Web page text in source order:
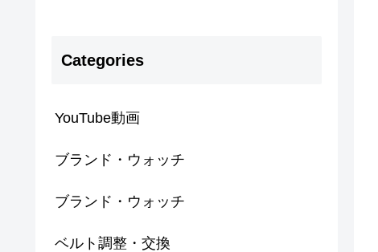
Categories
YouTube動画
ブランド・ウォッチ
ブランド・ウォッチ
ベルト調整・交換